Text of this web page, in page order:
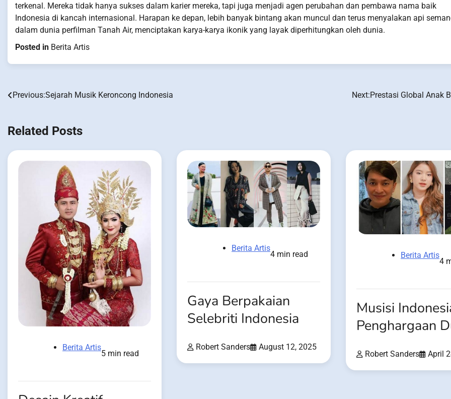
terkenal. Mereka tidak hanya sukses dalam karier mereka, tapi juga menjadi agen perubahan dan pembawa nama baik
Indonesia di kancah internasional. Harapan ke depan, lebih banyak bintang akan muncul dan terus menyalakan api
dalam dunia perfilman Tanah Air, menciptakan karya-karya ikonik yang layak diperhitungkan oleh dunia.
Posted in Berita Artis
Post
Previous:Sejarah Musik Keroncong Indonesia Next:Prestasi Global Anak
Related Posts
Berita Artis
5 min read
Berita Artis
4 min read
Gaya Berpakaian
Selebriti Indonesia
Robert Sanders August 12, 2025
Berita Artis
4
Musisi
Penghargaan
Robert Sanders April